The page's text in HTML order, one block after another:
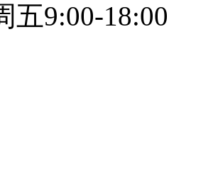
五9:00-18:00